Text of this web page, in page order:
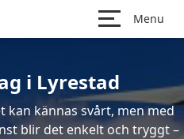
Menu
i Lyrestad
kan kännas svårt, men med
blir det enkelt och tryggt –